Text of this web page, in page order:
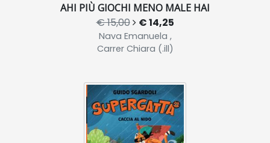
AHI PIÙ GIOCHI MENO MALE HAI
€ 15,00 € 14,25
Nava Emanuela ,
Carrer Chiara (.ill)